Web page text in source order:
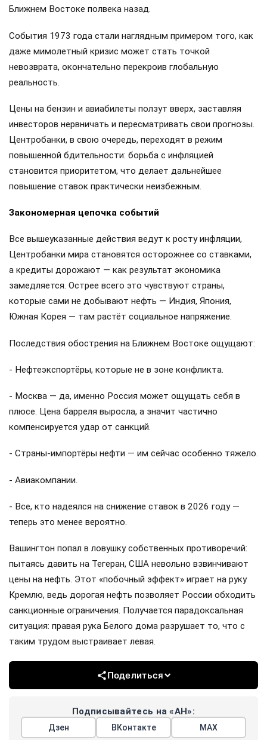
Ближнем Востоке полвека назад.
События 1973 года стали наглядным примером того, как
даже мимолетный кризис может стать точкой
невозврата, окончательно перекроив глобальную
реальность.
Цены на бензин и авиабилеты ползут вверх, заставляя
инвесторов нервничать и пересматривать свои прогнозы.
Центробанки, в свою очередь, переходят в режим
повышенной бдительности: борьба с инфляцией
становится приоритетом, что делает дальнейшее
повышение ставок практически неизбежным.
Закономерная цепочка событий
Все вышеуказанные действия ведут к росту инфляции,
Центробанки мира становятся осторожнее со ставками,
а кредиты дорожают — как результат экономика
замедляется. Острее всего это чувствуют страны,
которые сами не добывают нефть — Индия, Япония,
Южная Корея — там растёт социальное напряжение.
Последствия обострения на Ближнем Востоке ощущают:
- Нефтеэкспортёры, которые не в зоне конфликта.
- Москва — да, именно Россия может ощущать себя в
плюсе. Цена барреля выросла, а значит частично
компенсируется удар от санкций.
- Страны-импортёры нефти — им сейчас особенно тяжело.
- Авиакомпании.
- Все, кто надеялся на снижение ставок в 2026 году —
теперь это менее вероятно.
Вашингтон попал в ловушку собственных противоречий:
пытаясь давить на Тегеран, США невольно взвинчивают
цены на нефть. Этот «побочный эффект» играет на руку
Кремлю, ведь дорогая нефть позволяет России обходить
санкционные ограничения. Получается парадоксальная
ситуация: правая рука Белого дома разрушает то, что с
таким трудом выстраивает левая.
Поделиться
Подписывайтесь на «АН»:
Дзен ВКонтакте МАХ